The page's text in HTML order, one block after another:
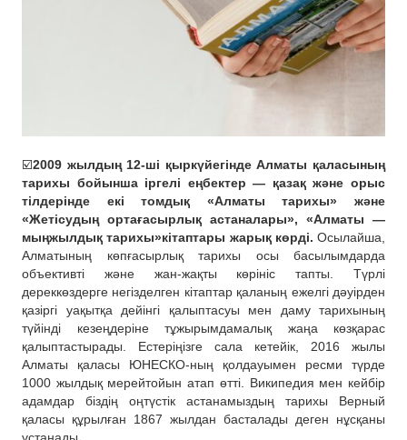
☑️2009 жылдың 12-ші қыркүйегінде Алматы қаласының
тарихы бойынша іргелі еңбектер — қазақ және орыс
тілдерінде екі томдық «Алматы тарихы» және
«Жетісудың ортағасырлық астаналары», «Алматы —
мыңжылдық тарихы»кітаптары жарық көрді. Осылайша,
Алматының көпғасырлық тарихы осы басылымдарда
объективті және жан-жақты көрініс тапты. Түрлі
дереккөздерге негізделген кітаптар қаланың ежелгі дәуірден
қазіргі уақытқа дейінгі қалыптасуы мен даму тарихының
түйінді кезеңдеріне тұжырымдамалық жаңа көзқарас
қалыптастырады. Естеріңізге сала кетейік, 2016 жылы
Алматы қаласы ЮНЕСКО-ның қолдауымен ресми түрде
1000 жылдық мерейтойын атап өтті. Википедия мен кейбір
адамдар біздің оңтүстік астанамыздың тарихы Верный
қаласы құрылған 1867 жылдан басталады деген нұсқаны